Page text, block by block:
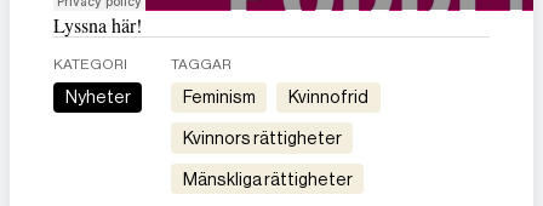
Lyssna här!
KATEGORI
Nyheter
TAGGAR
feminism kvinnofrid
kvinnors rättigheter
mänskliga rättigheter